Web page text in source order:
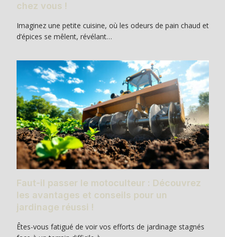
chez vous !
Imaginez une petite cuisine, où les odeurs de pain chaud et
d’épices se mêlent, révélant…
Faut-il passer le motoculteur : Découvrez
les avantages et conseils pour un
jardinage réussi !
Êtes-vous fatigué de voir vos efforts de jardinage stagnés